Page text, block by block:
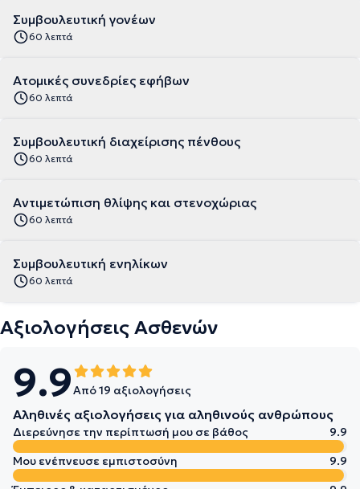
Συμβουλευτική γονέων
60 λεπτά
Ατομικές συνεδρίες εφήβων
60 λεπτά
Συμβουλευτική διαχείρισης πένθους
60 λεπτά
Αντιμετώπιση θλίψης και στενοχώριας
60 λεπτά
Συμβουλευτική ενηλίκων
60 λεπτά
Αξιολογήσεις Ασθενών
9.9Από 19 αξιολογήσεις
Αληθινές αξιολογήσεις για αληθινούς ανθρώπους
Διερεύνησε την περίπτωσή μου σε βάθος
9.9
Μου ενέπνευσε εμπιστοσύνη
9.9